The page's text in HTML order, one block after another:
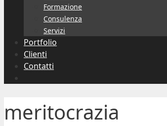
Formazione
Consulenza
Servizi
Portfolio
Clienti
Contatti
meritocrazia